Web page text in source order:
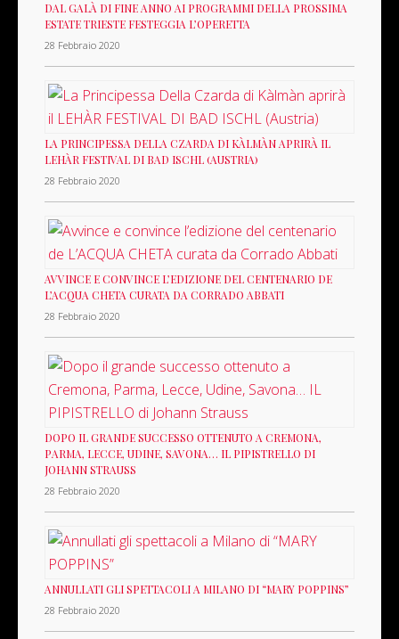
DAL GALÀ DI FINE ANNO AI PROGRAMMI DELLA PROSSIMA
ESTATE TRIESTE FESTEGGIA L’OPERETTA
28 Febbraio 2020
LA PRINCIPESSA DELLA CZARDA DI KÀLMÀN APRIRÀ IL
LEHÀR FESTIVAL DI BAD ISCHL (AUSTRIA)
28 Febbraio 2020
AVVINCE E CONVINCE L’EDIZIONE DEL CENTENARIO DE
L’ACQUA CHETA CURATA DA CORRADO ABBATI
28 Febbraio 2020
DOPO IL GRANDE SUCCESSO OTTENUTO A CREMONA,
PARMA, LECCE, UDINE, SAVONA… IL PIPISTRELLO DI
JOHANN STRAUSS
28 Febbraio 2020
ANNULLATI GLI SPETTACOLI A MILANO DI “MARY POPPINS”
28 Febbraio 2020